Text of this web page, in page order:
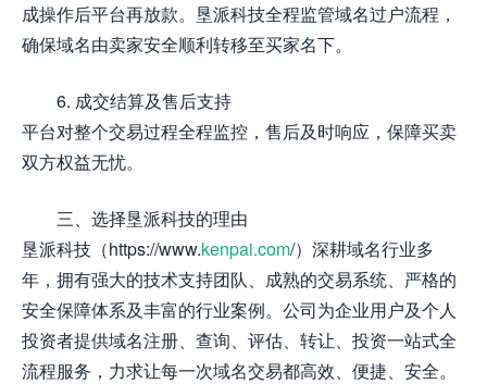
成操作后平台再放款。垦派科技全程监管域名过户流程，
确保域名由卖家安全顺利转移至买家名下。
6. 成交结算及售后支持
平台对整个交易过程全程监控，售后及时响应，保障买卖
双方权益无忧。
三、选择垦派科技的理由
垦派科技（https://www.kenpai.com/）深耕域名行业多
年，拥有强大的技术支持团队、成熟的交易系统、严格的
安全保障体系及丰富的行业案例。公司为企业用户及个人
投资者提供域名注册、查询、评估、转让、投资一站式全
流程服务，力求让每一次域名交易都高效、便捷、安全。